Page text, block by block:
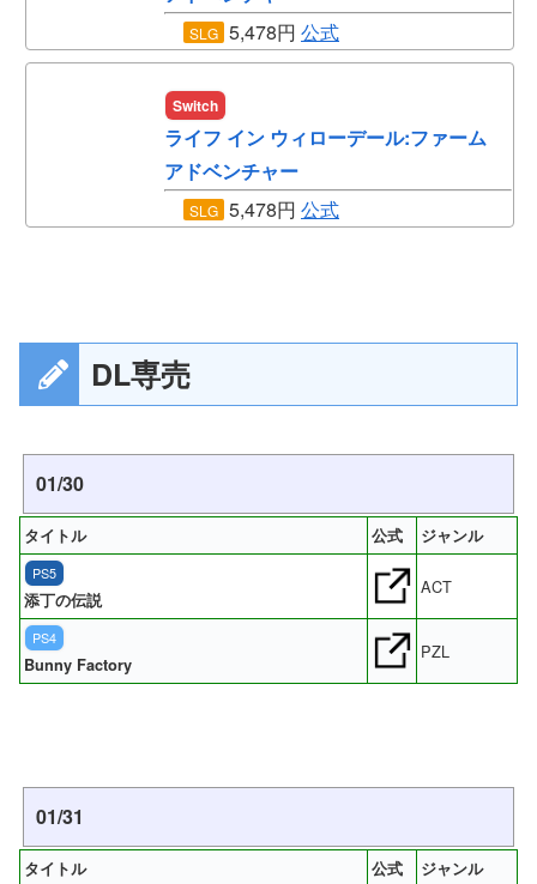
SLG 5,478円 公式
Switch
ライフ イン ウィローデール:ファーム
アドベンチャー
SLG 5,478円 公式
DL専売
01/30
タイトル 公式 ジャンル
PS5
添丁の伝説
ACT
PS4
Bunny Factory
PZL
01/31
タイトル 公式 ジャンル